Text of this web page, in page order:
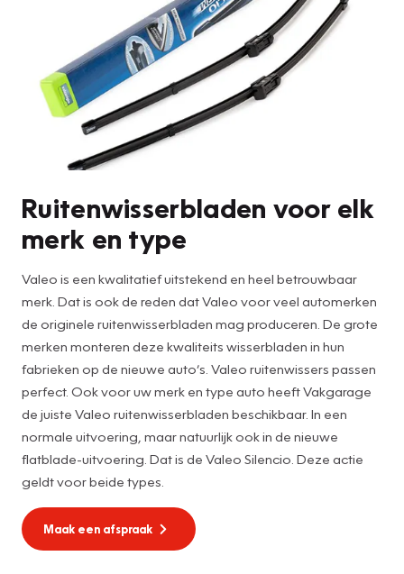
Ruitenwisserbladen voor elk
merk en type
Valeo is een kwalitatief uitstekend en heel betrouwbaar
merk. Dat is ook de reden dat Valeo voor veel automerken
de originele ruitenwisserbladen mag produceren. De grote
merken monteren deze kwaliteits wisserbladen in hun
fabrieken op de nieuwe auto’s. Valeo ruitenwissers passen
perfect. Ook voor uw merk en type auto heeft Vakgarage
de juiste Valeo ruitenwisserbladen beschikbaar. In een
normale uitvoering, maar natuurlijk ook in de nieuwe
flatblade-uitvoering. Dat is de Valeo Silencio. Deze actie
geldt voor beide types.
Maak een afspraak